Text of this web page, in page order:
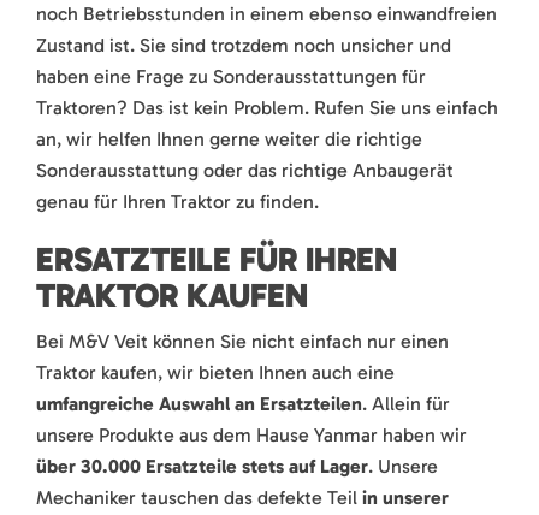
noch Betriebsstunden in einem ebenso einwandfreien
Zustand ist. Sie sind trotzdem noch unsicher und
haben eine Frage zu Sonderausstattungen für
Traktoren? Das ist kein Problem. Rufen Sie uns einfach
an, wir helfen Ihnen gerne weiter die richtige
Sonderausstattung oder das richtige Anbaugerät
genau für Ihren Traktor zu finden.
ERSATZTEILE FÜR IHREN
TRAKTOR KAUFEN
Bei M&V Veit können Sie nicht einfach nur einen
Traktor kaufen, wir bieten Ihnen auch eine
umfangreiche Auswahl an Ersatzteilen. Allein für
unsere Produkte aus dem Hause Yanmar haben wir
über 30.000 Ersatzteile stets auf Lager. Unsere
Mechaniker tauschen das defekte Teil in unserer